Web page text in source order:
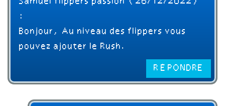
:
Bonjour, Au niveau des flippers vous
pouvez ajouter le Rush.
RÉPONDRE